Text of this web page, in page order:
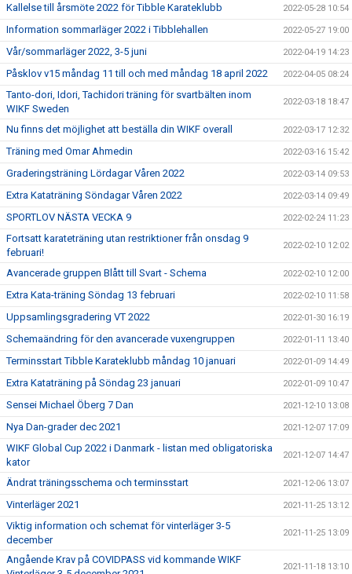
Kallelse till årsmöte 2022 för Tibble Karateklubb 2022-05-28 10:54
Information sommarläger 2022 i Tibblehallen 2022-05-27 19:00
Vår/sommarläger 2022, 3-5 juni 2022-04-19 14:23
Påsklov v15 måndag 11 till och med måndag 18 april 2022 2022-04-05 08:24
Tanto-dori, Idori, Tachidori träning för svartbälten inom
WIKF Sweden
2022-03-18 18:47
Nu finns det möjlighet att beställa din WIKF overall 2022-03-17 12:32
Träning med Omar Ahmedin 2022-03-16 15:42
Graderingsträning Lördagar Våren 2022 2022-03-14 09:53
Extra Kataträning Söndagar Våren 2022 2022-03-14 09:49
SPORTLOV NÄSTA VECKA 9 2022-02-24 11:23
Fortsatt karateträning utan restriktioner från onsdag 9
februari!
2022-02-10 12:02
Avancerade gruppen Blått till Svart - Schema 2022-02-10 12:00
Extra Kata-träning Söndag 13 februari 2022-02-10 11:58
Uppsamlingsgradering VT 2022 2022-01-30 16:19
Schemaändring för den avancerade vuxengruppen 2022-01-11 13:40
Terminsstart Tibble Karateklubb måndag 10 januari 2022-01-09 14:49
Extra Kataträning på Söndag 23 januari 2022-01-09 10:47
Sensei Michael Öberg 7 Dan 2021-12-10 13:08
Nya Dan-grader dec 2021 2021-12-07 17:09
WIKF Global Cup 2022 i Danmark - listan med obligatoriska
kator
2021-12-07 14:47
Ändrat träningsschema och terminsstart 2021-12-06 13:07
Vinterläger 2021 2021-11-25 13:12
Viktig information och schemat för vinterläger 3-5
december
2021-11-25 13:09
Angående Krav på COVIDPASS vid kommande WIKF
2021-11-18 13:10